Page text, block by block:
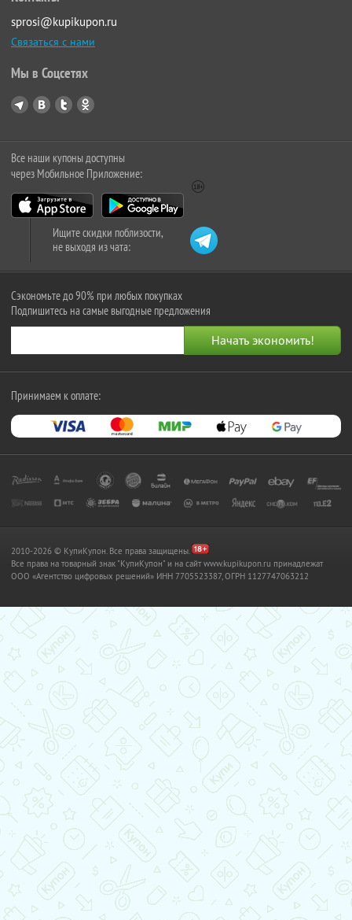
sprosi@kupikupon.ru
Связаться с нами
Мы в Соцсетях
Все наши купоны доступны
через Мобильное Приложение:
Ищите скидки поблизости,
не выходя из чата:
Сэкономьте до 90% при любых покупках
Подпишитесь на самые выгодные предложения
Принимаем к оплате:
2010-2026 © КупиКупон. Все права защищены.
Все права на товарный знак "КупиКупон" и на сайт www.kupikupon.ru принадлежат
OOO «Агентство цифровых решений» ИНН 7705523387, ОГРН 1127747063212